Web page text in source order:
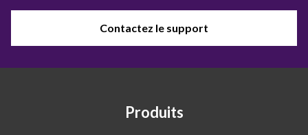
Contactez le support
Produits